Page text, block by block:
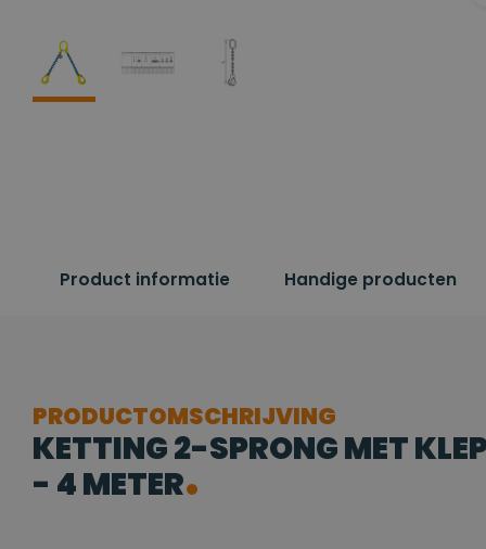
Product informatie Handige producten
PRODUCTOMSCHRIJVING
KETTING 2-SPRONG MET
- 4 METER